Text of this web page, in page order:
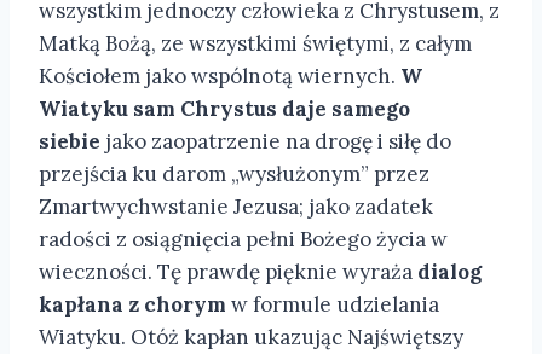
wszystkim jednoczy człowieka z Chrystusem, z
Matką Bożą, ze wszystkimi świętymi, z całym
Kościołem jako wspólnotą wiernych. W
Wiatyku sam Chrystus daje samego
siebie jako zaopatrzenie na drogę i siłę do
przejścia ku darom „wysłużonym” przez
Zmartwychwstanie Jezusa; jako zadatek
radości z osiągnięcia pełni Bożego życia w
wieczności. Tę prawdę pięknie wyraża dialog
kapłana z chorym w formule udzielania
Wiatyku. Otóż kapłan ukazując Najświętszy